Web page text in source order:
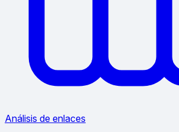
Análisis de enlaces